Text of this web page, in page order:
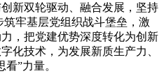
新双轮驱动、融合发展，坚持
牢基层党组织战斗堡垒，激
，把党建优势深度转化为创新
化技术，为发展新质生产力、
”力量。